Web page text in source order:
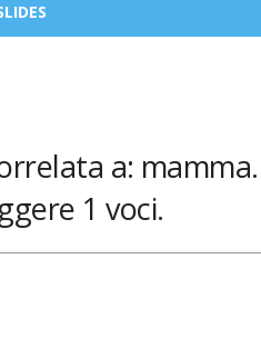
a: mamma.
1 voci.